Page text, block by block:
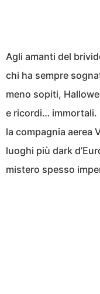
Agli amanti del
chi ha sempre
meno sopiti,
e ricordi… immortali.
la compagnia aerea
luoghi più dark
mistero spesso